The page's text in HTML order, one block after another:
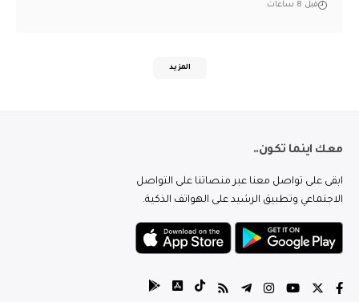
قبل 8 ساعات
المزيد
معك اينما تكون..
ابقى على تواصل معنا عبر منصاتنا على التواصل
الاجتماعي وتطبيق الرشيد على الهواتف الذكية.